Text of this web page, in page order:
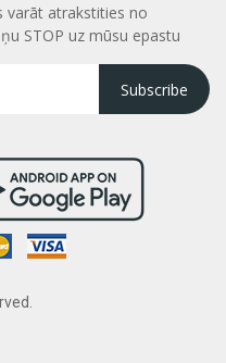
varāt atrakstities no
STOP uz mūsu epastu
Subscribe